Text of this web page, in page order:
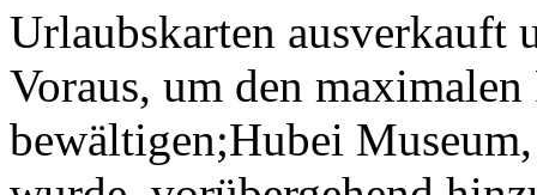
Urlaubskarten ausverkauft
Voraus, um den maximalen
bewältigen;Hubei